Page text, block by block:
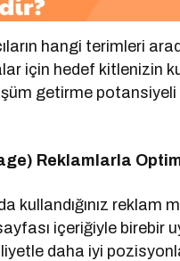
hangi terimleri
için hedef kitlenizin
getirme
Reklamlarla
kullandığınız reklam
içeriğiyle
daha iyi